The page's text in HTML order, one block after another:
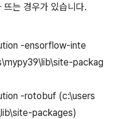
는 경우가 있습니다.
-ensorflow-inte
packag
-rotobuf (c:\users
packages)